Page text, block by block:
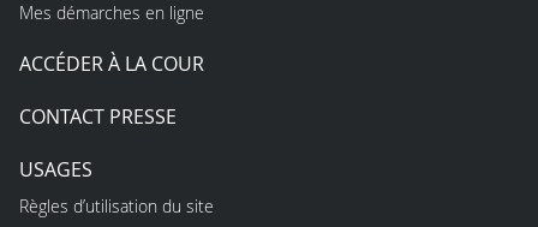
Mes démarches en ligne
ACCÉDER À LA COUR
CONTACT PRESSE
USAGES
Règles d’utilisation du site